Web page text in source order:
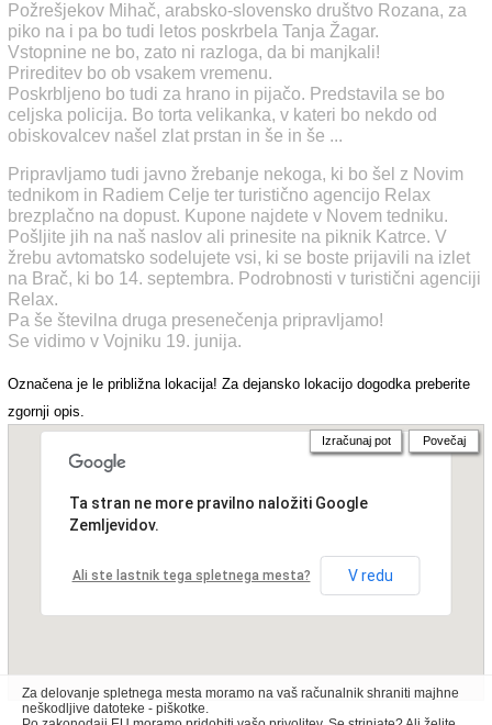
Požrešjekov Mihač, arabsko-slovensko društvo Rozana, za
piko na i pa bo tudi letos poskrbela Tanja Žagar.
Vstopnine ne bo, zato ni razloga, da bi manjkali!
Prireditev bo ob vsakem vremenu.
Poskrbljeno bo tudi za hrano in pijačo. Predstavila se bo
celjska policija. Bo torta velikanka, v kateri bo nekdo od
obiskovalcev našel zlat prstan in še in še ...
Pripravljamo tudi javno žrebanje nekoga, ki bo šel z Novim
tednikom in Radiem Celje ter turistično agencijo Relax
brezplačno na dopust. Kupone najdete v Novem tedniku.
Pošljite jih na naš naslov ali prinesite na piknik Katrce. V
žrebu avtomatsko sodelujete vsi, ki se boste prijavili na izlet
na Brač, ki bo 14. septembra. Podrobnosti v turistični agenciji
Relax.
Pa še številna druga presenečenja pripravljamo!
Se vidimo v Vojniku 19. junija.
Označena je le približna lokacija! Za dejansko lokacijo dogodka preberite
zgornji opis.
Ta stran ne more pravilno naložiti Google
Zemljevidov.
Ali ste lastnik tega spletnega mesta? V redu
Izračunaj pot Povečaj
Za delovanje spletnega mesta moramo na vaš računalnik shraniti majhne
neškodljive datoteke - piškotke.